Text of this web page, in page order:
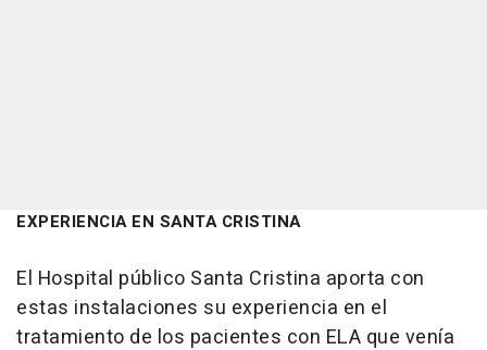
EXPERIENCIA EN SANTA CRISTINA
El Hospital público Santa Cristina aporta con
estas instalaciones su experiencia en el
tratamiento de los pacientes con ELA que venía